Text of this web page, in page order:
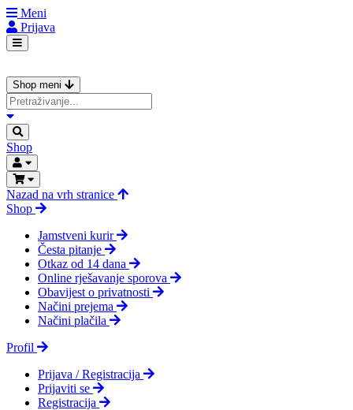
Meni
Prijava
Shop meni
Shop
Nazad na vrh stranice
Shop
Jamstveni kurir
Česta pitanje
Otkaz od 14 dana
Online rješavanje sporova
Obavijest o privatnosti
Načini prejema
Načini plačila
Profil
Prijava / Registracija
Prijaviti se
Registracija